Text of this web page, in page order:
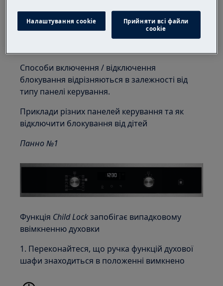
Інструкцію користувача можна
завантажити .
Способи включення / відключення
блокування відрізняються в залежності від
типу панелі керування.
Приклади різних панелей керування та як
відключити блокування від дітей
Панно №1
Функція Child Lockзапобігає випадковому
ввімкненню духовки
1. Переконайтеся, що ручка функцій духової
шафи знаходиться в положенні вимкнено
Налаштування cookie Прийняти всі файли
сookie